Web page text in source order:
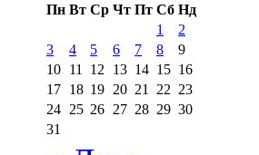
Пн Вт Ср Чт Пт Сб Нд
1
2
3
4 5 6 7 8
9
10 11 12 13 14 15 16
17 18 19 20 21 22 23
24 25 26 27 28 29 30
31